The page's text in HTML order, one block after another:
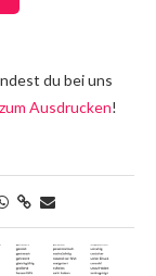
du bei uns
Ausdrucken!